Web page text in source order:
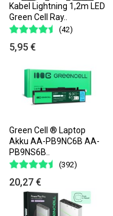
Kabel Lightning 1,2m LED
Green Cell Ray..
(42)
5,95 €
Green Cell ® Laptop
Akku AA-PB9NC6B AA-
PB9NS6B..
(392)
20,27 €